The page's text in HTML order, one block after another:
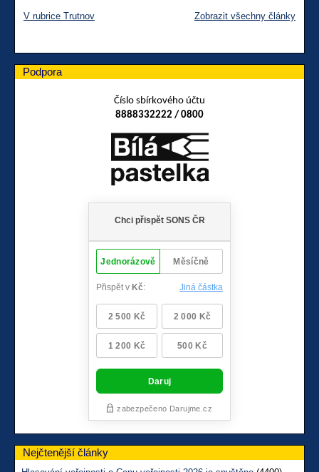
V rubrice Trutnov Zobrazit všechny články
Podpora
Číslo sbírkového účtu
8888332222 / 0800
Nejčtenější články